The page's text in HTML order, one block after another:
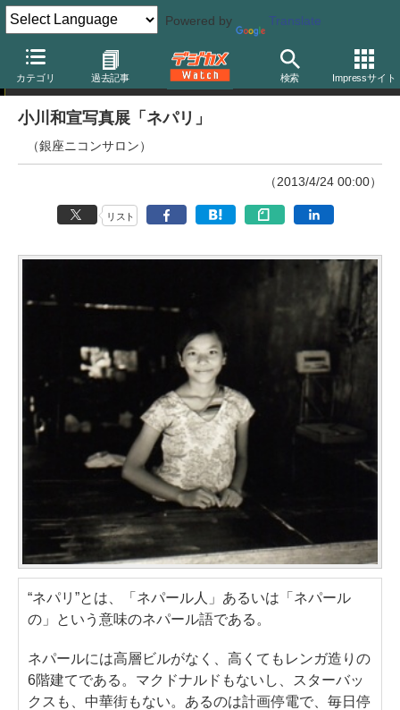
Powered by Translate
カテゴリ 過去記事 検索 Impressサイト
ニュース
小川和宣写真展「ネパリ」
（銀座ニコンサロン）
（2013/4/24 00:00）
リスト
“ネパリ”とは、「ネパール人」あるいは「ネパール
の」という意味のネパール語である。
ネパールには高層ビルがなく、高くてもレンガ造りの
6階建てである。マクドナルドもないし、スターバッ
クスも、中華街もない。あるのは計画停電で、毎日停